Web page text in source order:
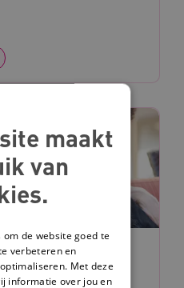
maakt
van
de website goed te
verbeteren en
Met deze
informatie over jou en